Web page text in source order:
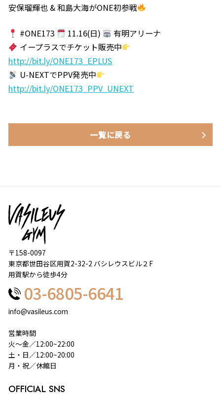
安保瑠輝也 & 和島大海がONE初参戦
#ONE173 11.16(日)
有明アリーナ
イープラスでチケット販売中
http://bit.ly/ONE173_EPLUS
U-NEXTでPPV発売中
http://bit.ly/ONE173_PPV_UNEXT
一覧に戻る
〒158-0097
東京都世田谷区用賀2-32-2 バシレウスビル２F
用賀駅から徒歩4分
03-6805-6641
info@vasileus.com
営業時間
火～金／12:00~22:00
土・日／12:00~20:00
月・祝／休館日
OFFICIAL SNS